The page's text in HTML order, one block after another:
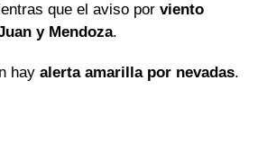
que el aviso por viento
y Mendoza.
hay alerta amarilla por nevadas.